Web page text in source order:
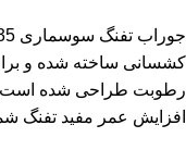
جوراب تفنگ سوسماری
کشسانی ساخته شده و
رطوبت طراحی شده است،
افزایش عمر مفید تفنگ